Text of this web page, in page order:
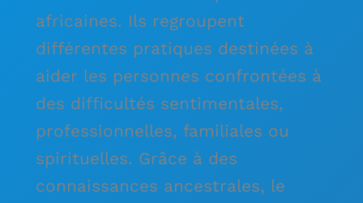
africaines. Ils regroupent
différentes pratiques destinées à
aider les personnes confrontées à
des difficultés sentimentales,
professionnelles, familiales ou
spirituelles. Grâce à des
connaissances ancestrales, le